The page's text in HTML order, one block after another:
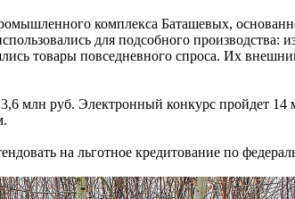
комплекса Баташевых,
для подсобного
товары повседневного спроса. Их
3,6 млн руб. Электронный конкурс пройдет
на льготное кредитование по